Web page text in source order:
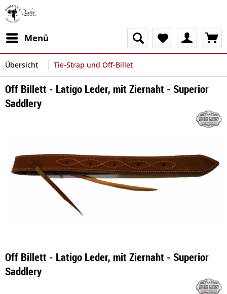
Menü
Übersicht Tie-Strap und Off-Billet
Off Billett - Latigo Leder, mit Ziernaht - Superior
Saddlery
Off Billett - Latigo Leder, mit Ziernaht - Superior
Saddlery